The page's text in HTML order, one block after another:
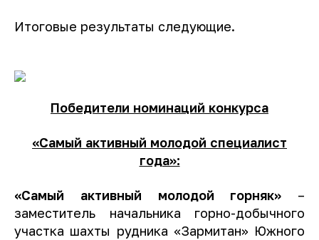
Итоговые результаты следующие.
Победители номинаций конкурса
«Самый активный молодой специалист
года»:
«Самый активный молодой горняк» –
заместитель начальника горно-добычного
участка шахты рудника «Зармитан» Южного